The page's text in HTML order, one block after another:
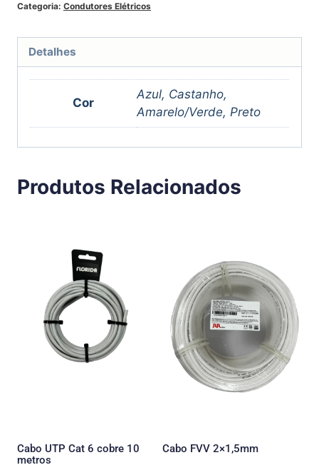
Categoria: Condutores Elétricos
Detalhes
Cor
Azul, Castanho,
Amarelo/Verde, Preto
Produtos Relacionados
Cabo UTP Cat 6 cobre 10
metros
Cabo FVV 2×1,5mm